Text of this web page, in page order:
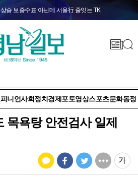
상승 보증수표 아닌데 서울行 줄잇는 TK
니언사회정치 경제 포토영상스포츠문화동정
목욕탕 안전검사 일제